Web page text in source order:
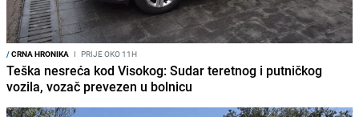
/CRNA HRONIKA I PRIJE OKO 11H
Teška nesreća kod Visokog: Sudar teretnog i putničkog
vozila, vozač prevezen u bolnicu